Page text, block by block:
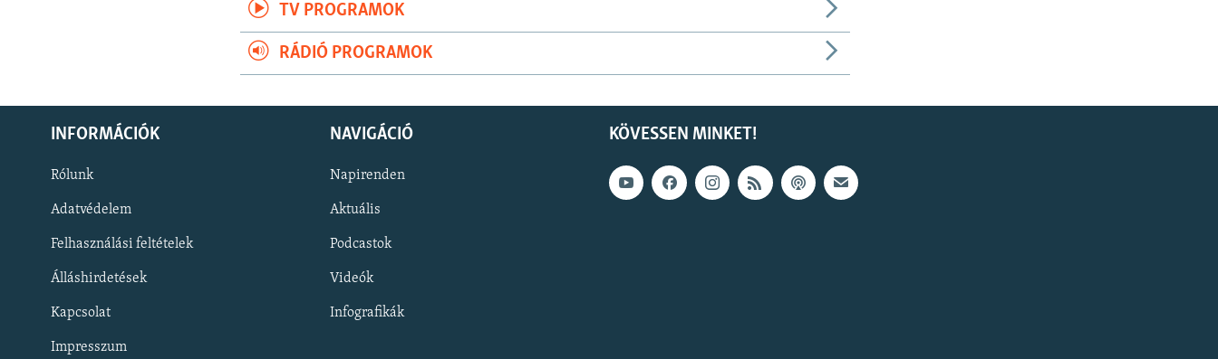
TV PROGRAMOK
RÁDIÓ PROGRAMOK
KÖVESSEN MINKET!
INFORMÁCIÓK
Rólunk
Adatvédelem
Felhasználási feltételek
Álláshirdetések
Kapcsolat
Impresszum
NAVIGÁCIÓ
Napirenden
Aktuális
Podcastok
Videók
Infografikák